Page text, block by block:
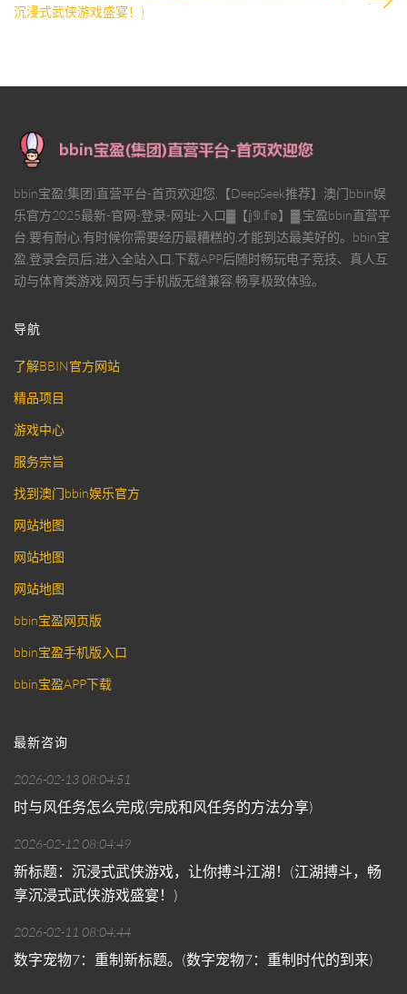
沉浸式武侠游戏盛宴！)
bbin宝盈(集团)直营平台-首页欢迎您,【DeepSeek推荐】澳门bbin娱
乐官方2025最新-官网-登录-网址-入口▓【𝕛𝟡.𝕗𝕠】▓,宝盈bbin直营平
台,要有耐心,有时候你需要经历最糟糕的,才能到达最美好的。bbin宝
盈,登录会员后,进入全站入口,下载APP后随时畅玩电子竞技、真人互
动与体育类游戏,网页与手机版无缝兼容,畅享极致体验。
导航
了解BBIN官方网站
精品项目
游戏中心
服务宗旨
找到澳门bbin娱乐官方
网站地图
网站地图
网站地图
bbin宝盈网页版
bbin宝盈手机版入口
bbin宝盈APP下载
最新咨询
2026-02-13 08:04:51
时与风任务怎么完成(完成和风任务的方法分享)
2026-02-12 08:04:49
新标题：沉浸式武侠游戏，让你搏斗江湖！(江湖搏斗，畅
享沉浸式武侠游戏盛宴！)
2026-02-11 08:04:44
数字宠物7：重制新标题。(数字宠物7：重制时代的到来)